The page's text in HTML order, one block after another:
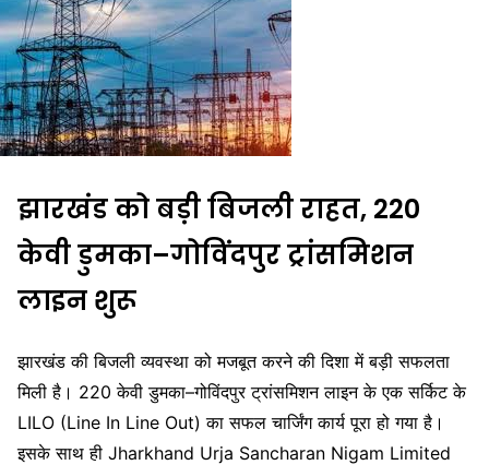
झारखंड को बड़ी बिजली राहत, 220
केवी डुमका–गोविंदपुर ट्रांसमिशन
लाइन शुरू
झारखंड की बिजली व्यवस्था को मजबूत करने की दिशा में बड़ी सफलता
मिली है। 220 केवी डुमका–गोविंदपुर ट्रांसमिशन लाइन के एक सर्किट के
LILO (Line In Line Out) का सफल चार्जिंग कार्य पूरा हो गया है।
इसके साथ ही Jharkhand Urja Sancharan Nigam Limited